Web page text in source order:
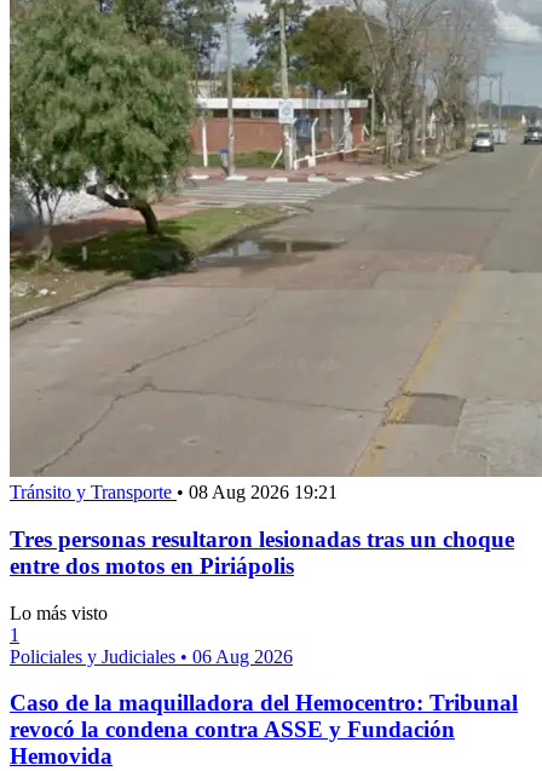
Tránsito y Transporte • 08 Aug 2026 19:21
Tres personas resultaron lesionadas tras un choque
entre dos motos en Piriápolis
Lo más visto
1
Policiales y Judiciales • 06 Aug 2026
Caso de la maquilladora del Hemocentro: Tribunal
revocó la condena contra ASSE y Fundación
Hemovida